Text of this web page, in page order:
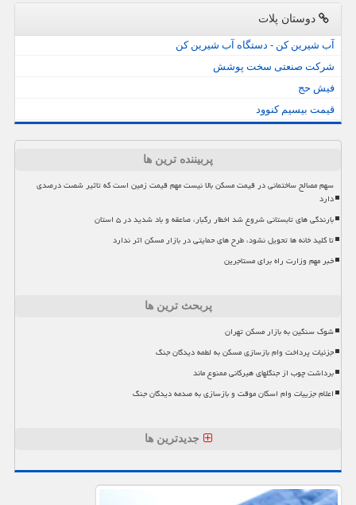
دوستان پلات
آب شیرین کن - دستگاه آب شیرین کن
شرکت صنعتی سخت پوشش
فیش حج
قیمت بیسیم کنوود
پربیننده ترین ها
سهم مصالح ساختمانی در قیمت مسکن بالا نیست مهم قیمت زمین است که تاثیر شصت درصدی
دارد
بارندگی های تابستانی شروع شد اخطار رگبار، صاعقه و باد شدید در ۵ استان
تا کلید خانه ها تحویل نشود، طرح های حمایتی در بازار مسکن اثر ندارد
خبر مهم وزارت راه برای مستاجرین
پربحث ترین ها
شوک سنگین به بازار مسکن تهران
جزئیات پرداخت وام بازسازی مسکن به لطمه دیدگان جنگ
برداشت چوب از جنگلهای هیرکانی ممنوع ماند
اعلام جزییات وام اسکان موقت و بازسازی به صدمه دیدگان جنگ
جدیدترین ها